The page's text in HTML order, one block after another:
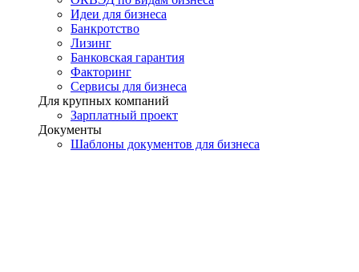
Идеи для бизнеса
Банкротство
Лизинг
Банковская гарантия
Факторинг
Сервисы для бизнеса
Для крупных компаний
Зарплатный проект
Документы
Шаблоны документов для бизнеса